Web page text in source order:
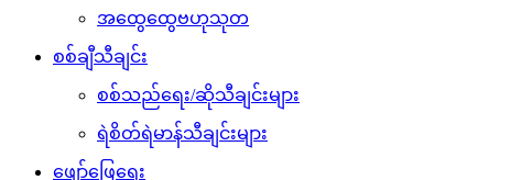
အထွေထွေဗဟုသုတ
စစ်ချီသီချင်း
စစ်သည်ရေး/ဆိုသီချင်းများ
ရဲစိတ်ရဲမာန်သီချင်းများ
ဖျော်ဖြေရေး